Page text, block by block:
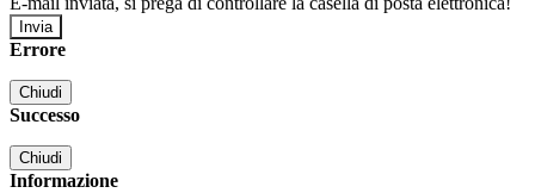
Errore
Chiudi
Successo
Chiudi
Informazione